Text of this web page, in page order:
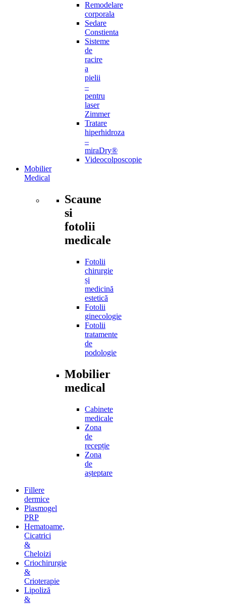
Remodelare
corporala
Sedare
Constienta
Sisteme
de
racire
a
pielii
–
pentru
laser
Zimmer
Tratare
hiperhidroza
–
miraDry®
Videocolposcopie
Mobilier
Medical
Scaune
si
fotolii
medicale
Fotolii
chirurgie
și
medicină
estetică
Fotolii
ginecologie
Fotolii
tratamente
de
podologie
Mobilier
medical
Cabinete
medicale
Zona
de
recepție
Zona
de
așteptare
Fillere
dermice
Plasmogel
PRP
Hematoame,
Cicatrici
&
Cheloizi
Criochirurgie
&
Crioterapie
Lipoliză
&